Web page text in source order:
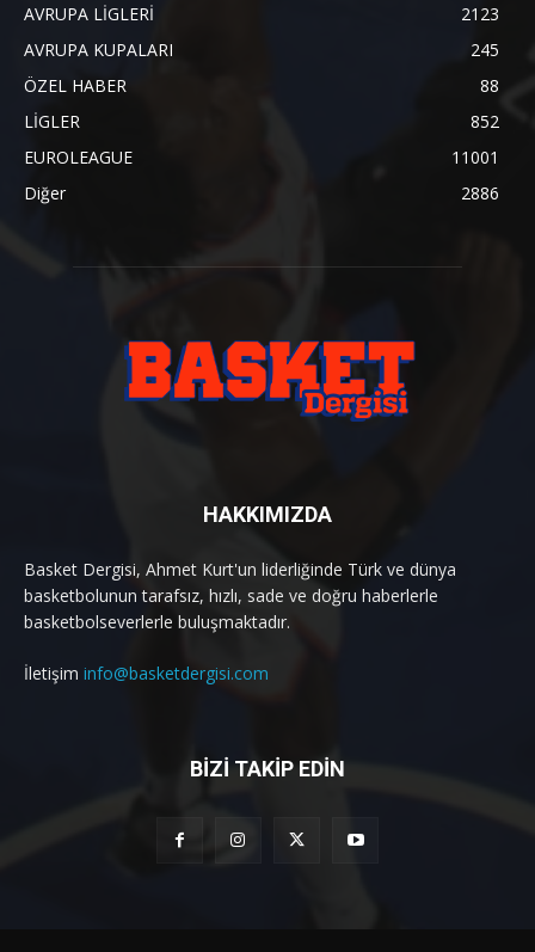
AVRUPA LİGLERİ
2123
AVRUPA KUPALARI
245
ÖZEL HABER
88
LİGLER
852
EUROLEAGUE
11001
Diğer
2886
HAKKIMIZDA
Basket Dergisi, Ahmet Kurt'un liderliğinde Türk ve dünya
basketbolunun tarafsız, hızlı, sade ve doğru haberlerle
basketbolseverlerle buluşmaktadır.
İletişim info@basketdergisi.com
BİZİ TAKİP EDİN